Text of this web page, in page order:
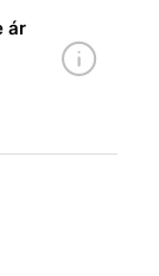
ár